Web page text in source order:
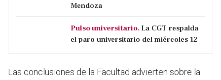
Mendoza
Pulso universitario. La CGT respalda
el paro universitario del miércoles 12
Las conclusiones de la Facultad advierten sobre la